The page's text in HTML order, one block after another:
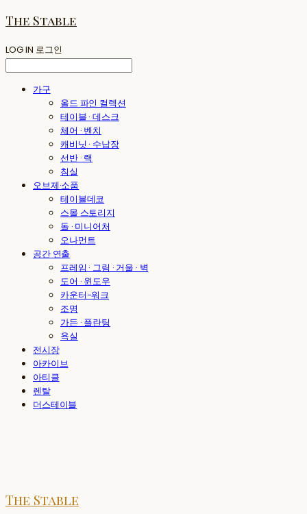
The Stable
LOG IN 로그인
가구
올드 파인 컬렉션
테이블 · 데스크
체어 · 벤치
캐비닛 · 수납장
선반 · 랙
침실
오브제·소품
테이블데코
스몰 스토리지
돌 · 미니어처
오나먼트
공간 연출
프레임 · 그림 · 거울 · 벽
도어 · 윈도우
카운터-워크
조명
가든 · 플란팅
욕실
전시장
아카이브
아티클
렌탈
더스테이블
The Stable